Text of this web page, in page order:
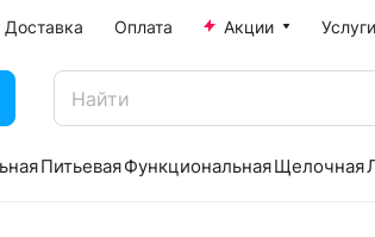
Доставка Оплата Акции Услуги
ПитьеваяФункциональнаяЩелочная